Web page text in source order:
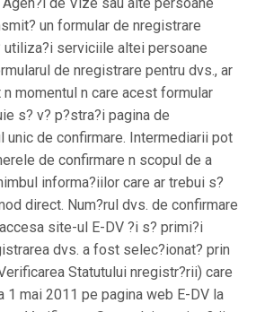
un formular de nregistrare
utiliza?i serviciile altei persoane
de nregistrare pentru dvs., ar
momentul n care acest formular
s? v? p?stra?i pagina de
unic de confirmare. Intermediarii pot
de confirmare n scopul de a
informa?iilor care ar trebui s?
direct. Num?rul dvs. de confirmare
site-ul E-DV ?i s? primi?i
dvs. a fost selec?ionat? prin
Statutului nregistr?rii) care
1 mai 2011 pe pagina web E-DV la